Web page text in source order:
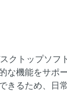
クトップソフ
な機能をサポ
きるため、日